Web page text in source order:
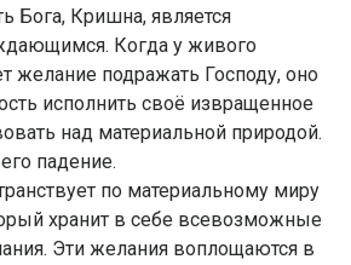
Бога, Кришна, является
Когда у живого
желание подражать Господу, оно
исполнить своё извращенное
над материальной природой.
падение.
по материальному миру
хранит в себе всевозможные
Эти желания воплощаются в